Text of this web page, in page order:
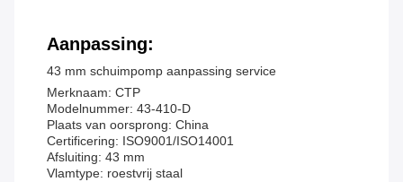
Aanpassing:
43 mm schuimpomp aanpassing service
Merknaam: CTP
Modelnummer: 43-410-D
Plaats van oorsprong: China
Certificering: ISO9001/ISO14001
Afsluiting: 43 mm
Vlamtype: roestvrij staal